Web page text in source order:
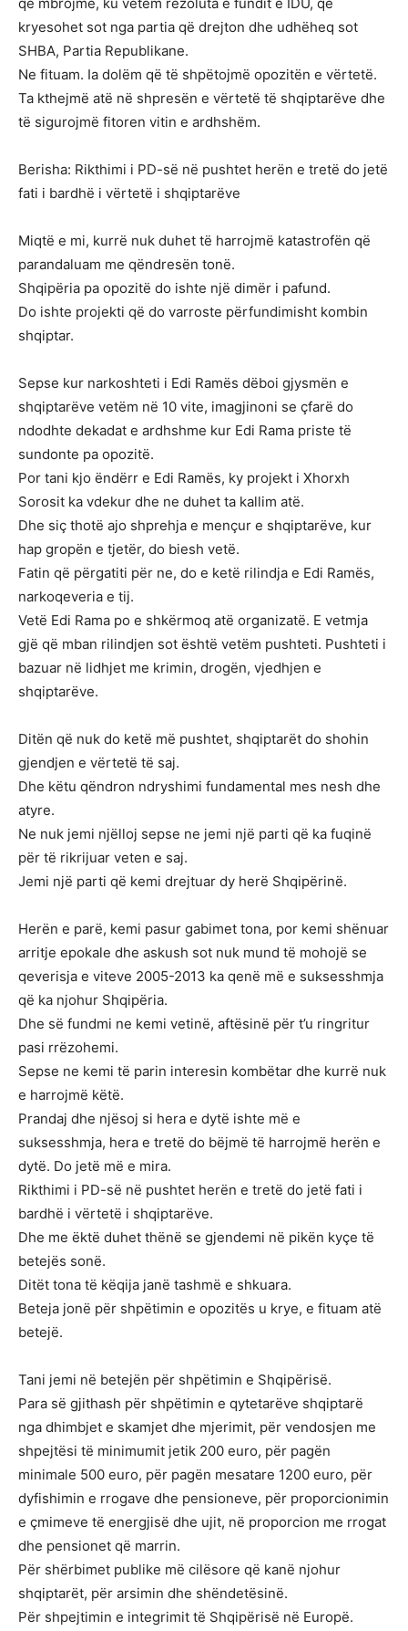
kryesohet sot nga partia që drejton dhe udhëheq sot
SHBA, Partia Republikane.
Ne fituam. Ia dolëm që të shpëtojmë opozitën e vërtetë.
Ta kthejmë atë në shpresën e vërtetë të shqiptarëve dhe
të sigurojmë fitoren vitin e ardhshëm.
Berisha: Rikthimi i PD-së në pushtet herën e tretë do jetë
fati i bardhë i vërtetë i shqiptarëve
Miqtë e mi, kurrë nuk duhet të harrojmë katastrofën që
parandaluam me qëndresën tonë.
Shqipëria pa opozitë do ishte një dimër i pafund.
Do ishte projekti që do varroste përfundimisht kombin
shqiptar.
Sepse kur narkoshteti i Edi Ramës dëboi gjysmën e
shqiptarëve vetëm në 10 vite, imagjinoni se çfarë do
ndodhte dekadat e ardhshme kur Edi Rama priste të
sundonte pa opozitë.
Por tani kjo ëndërr e Edi Ramës, ky projekt i Xhorxh
Sorosit ka vdekur dhe ne duhet ta kallim atë.
Dhe siç thotë ajo shprehja e mençur e shqiptarëve, kur
hap gropën e tjetër, do biesh vetë.
Fatin që përgatiti për ne, do e ketë rilindja e Edi Ramës,
narkoqeveria e tij.
Vetë Edi Rama po e shkërmoq atë organizatë. E vetmja
gjë që mban rilindjen sot është vetëm pushteti. Pushteti i
bazuar në lidhjet me krimin, drogën, vjedhjen e
shqiptarëve.
Ditën që nuk do ketë më pushtet, shqiptarët do shohin
gjendjen e vërtetë të saj.
Dhe këtu qëndron ndryshimi fundamental mes nesh dhe
atyre.
Ne nuk jemi njëlloj sepse ne jemi një parti që ka fuqinë
për të rikrijuar veten e saj.
Jemi një parti që kemi drejtuar dy herë Shqipërinë.
Herën e parë, kemi pasur gabimet tona, por kemi shënuar
arritje epokale dhe askush sot nuk mund të mohojë se
qeverisja e viteve 2005-2013 ka qenë më e suksesshmja
që ka njohur Shqipëria.
Dhe së fundmi ne kemi vetinë, aftësinë për t’u ringritur
pasi rrëzohemi.
Sepse ne kemi të parin interesin kombëtar dhe kurrë nuk
e harrojmë këtë.
Prandaj dhe njësoj si hera e dytë ishte më e
suksesshmja, hera e tretë do bëjmë të harrojmë herën e
dytë. Do jetë më e mira.
Rikthimi i PD-së në pushtet herën e tretë do jetë fati i
bardhë i vërtetë i shqiptarëve.
Dhe me ëktë duhet thënë se gjendemi në pikën kyçe të
betejës sonë.
Ditët tona të këqija janë tashmë e shkuara.
Beteja jonë për shpëtimin e opozitës u krye, e fituam atë
betejë.
Tani jemi në betejën për shpëtimin e Shqipërisë.
Para së gjithash për shpëtimin e qytetarëve shqiptarë
nga dhimbjet e skamjet dhe mjerimit, për vendosjen me
shpejtësi të minimumit jetik 200 euro, për pagën
minimale 500 euro, për pagën mesatare 1200 euro, për
dyfishimin e rrogave dhe pensioneve, për proporcionimin
e çmimeve të energjisë dhe ujit, në proporcion me rrogat
dhe pensionet që marrin.
Për shërbimet publike më cilësore që kanë njohur
shqiptarët, për arsimin dhe shëndetësinë.
Për shpejtimin e integrimit të Shqipërisë në Europë.